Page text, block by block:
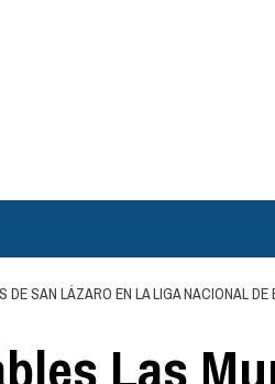
SAN LÁZARO EN LA LIGA NACIONAL DE